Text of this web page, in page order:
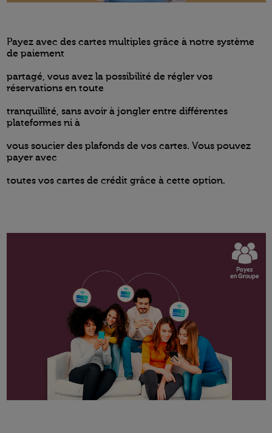
Payez avec des cartes multiples grâce à notre système
de paiement
partagé, vous avez la possibilité de régler vos
réservations en toute
tranquillité, sans avoir à jongler entre différentes
plateformes ni à
vous soucier des plafonds de vos cartes. Vous pouvez
payer avec
toutes vos cartes de crédit grâce à cette option.